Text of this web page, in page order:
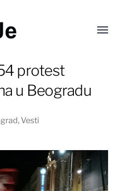
protest
u Beogradu
, Vesti